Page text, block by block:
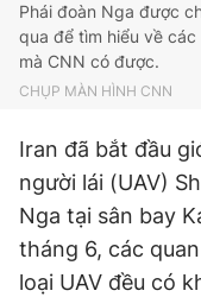
Theo dõi báo trên
Hotline
0906 645 777
Đặt báo Quảng cáo
Phái đoàn Nga được
qua để tìm hiểu về các
mà CNN có được.
CHỤP MÀN HÌNH CNN
Iran đã bắt đầu
người lái (UAV)
Nga tại sân bay
tháng 6, các
loại UAV đều có